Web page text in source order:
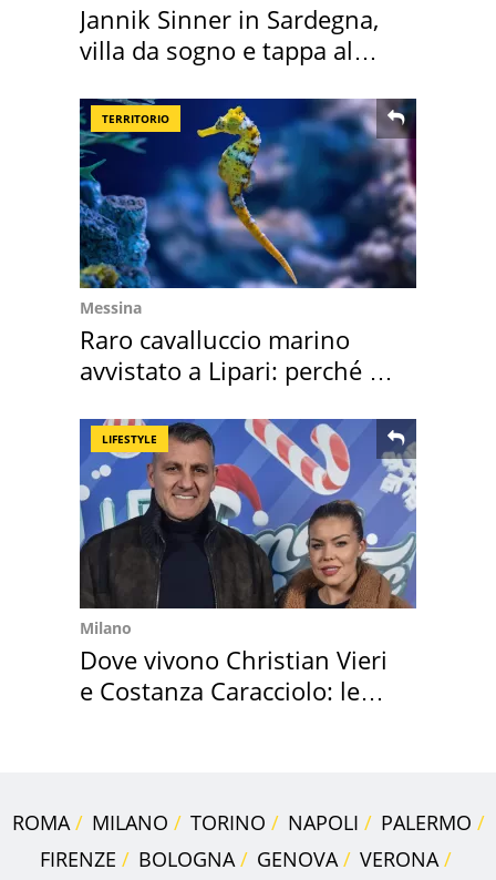
Jannik Sinner in Sardegna,
villa da sogno e tappa al
TERRITORIO
Messina
Raro cavalluccio marino
avvistato a Lipari: perché è
LIFESTYLE
Milano
Dove vivono Christian Vieri
e Costanza Caracciolo: le
ROMA MILANO TORINO NAPOLI
PALERMO
FIRENZE
BOLOGNA GENOVA
VERONA